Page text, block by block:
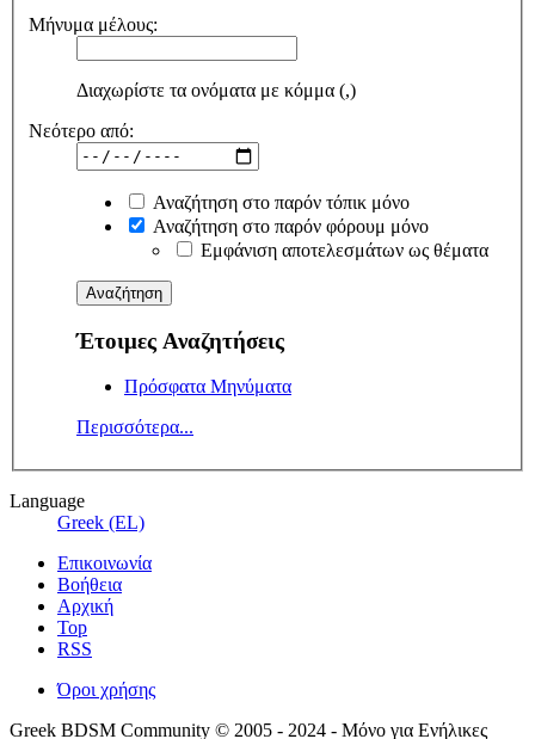
Μήνυμα μέλους:
Διαχωρίστε τα ονόματα με κόμμα (,)
Νεότερο από:
Αναζήτηση στο παρόν τόπικ μόνο
Αναζήτηση στο παρόν φόρουμ μόνο
Εμφάνιση αποτελεσμάτων ως θέματα
Έτοιμες Αναζητήσεις
Πρόσφατα Μηνύματα
Περισσότερα...
Language
Greek (EL)
Επικοινωνία
Βοήθεια
Αρχική
Top
RSS
Όροι χρήσης
Greek BDSM Community © 2005 - 2024 - Μόνο για Ενήλικες